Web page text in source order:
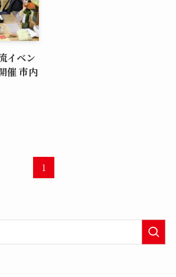
イベン
催 市内
1